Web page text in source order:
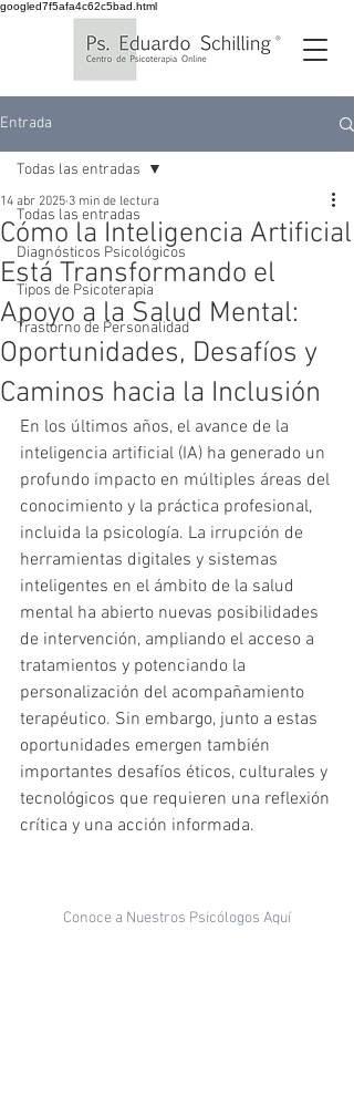
googled7f5afa4c62c5bad.html
Entrada
Todas las entradas
Diagnósticos Psicológicos
Tipos de Psicoterapia
Trastorno de Personalidad
Todas las entradas
Cómo la Inteligencia Artificial
Está Transformando el
Apoyo a la Salud Mental:
Oportunidades, Desafíos y
Caminos hacia la Inclusión
14 abr 2025 3 min de lectura
En los últimos años, el avance de la
inteligencia artificial (IA) ha generado un
profundo impacto en múltiples áreas del
conocimiento y la práctica profesional,
incluida la psicología. La irrupción de
herramientas digitales y sistemas
inteligentes en el ámbito de la salud
mental ha abierto nuevas posibilidades
de intervención, ampliando el acceso a
tratamientos y potenciando la
personalización del acompañamiento
terapéutico. Sin embargo, junto a estas
oportunidades emergen también
importantes desafíos éticos, culturales y
tecnológicos que requieren una reflexión
crítica y una acción informada.
Conoce a Nuestros Psicólogos Aquí